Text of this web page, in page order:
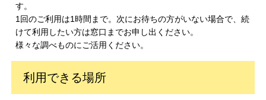
す。
1回のご利用は1時間まで。次にお待ちの方がいない場合で、続
けて利用したい方は窓口までお申し出ください。
様々な調べものにご活用ください。
利用できる場所